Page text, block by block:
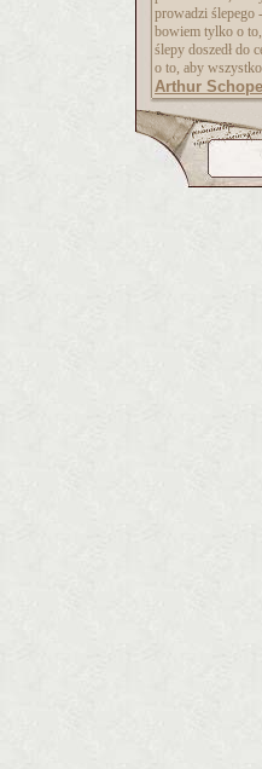
prowadzi ślepego
bowiem tylko o
ślepy doszedł do
o to, aby
Arthur